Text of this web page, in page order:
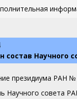
состав Научного
президиума РАН №
Научного совета